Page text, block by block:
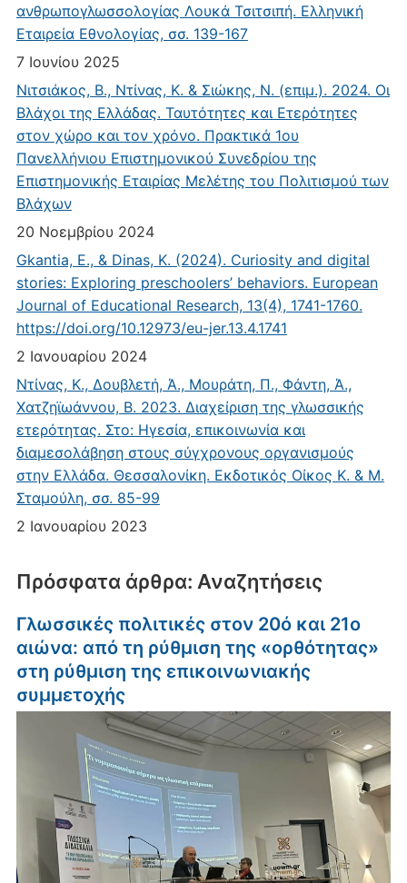
ανθρωπογλωσσολογίας Λουκά Τσιτσιπή. Ελληνική
Εταιρεία Εθνολογίας, σσ. 139-167
7 Ιουνίου 2025
Νιτσιάκος, Β., Ντίνας, Κ. & Σιώκης, Ν. (επιμ.). 2024. Οι
Βλάχοι της Ελλάδας. Ταυτότητες και Ετερότητες
στον χώρο και τον χρόνο. Πρακτικά 1ου
Πανελλήνιου Επιστημονικού Συνεδρίου της
Επιστημονικής Εταιρίας Μελέτης του Πολιτισμού των
Βλάχων
20 Νοεμβρίου 2024
Gkantia, E., & Dinas, K. (2024). Curiosity and digital
stories: Exploring preschoolers’ behaviors. European
Journal of Educational Research, 13(4), 1741-1760.
https://doi.org/10.12973/eu-jer.13.4.1741
2 Ιανουαρίου 2024
Ντίνας, Κ., Δουβλετή, Ά., Μουράτη, Π., Φάντη, Ά.,
Χατζηϊωάννου, Β. 2023. Διαχείριση της γλωσσικής
ετερότητας. Στο: Ηγεσία, επικοινωνία και
διαμεσολάβηση στους σύγχρονους οργανισμούς
στην Ελλάδα. Θεσσαλονίκη. Εκδοτικός Οίκος Κ. & Μ.
Σταμούλη, σσ. 85-99
2 Ιανουαρίου 2023
Πρόσφατα άρθρα: Αναζητήσεις
Γλωσσικές πολιτικές στον 20ό και 21ο
αιώνα: από τη ρύθμιση της «ορθότητας»
στη ρύθμιση της επικοινωνιακής
συμμετοχής